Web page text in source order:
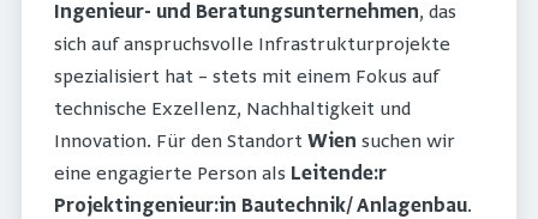
Ingenieur- und Beratungsunternehmen, das
sich auf anspruchsvolle Infrastrukturprojekte
spezialisiert hat – stets mit einem Fokus auf
technische Exzellenz, Nachhaltigkeit und
Innovation. Für den Standort Wien suchen wir
eine engagierte Person als Leitende:r
Projektingenieur:in Bautechnik/ Anlagenbau.